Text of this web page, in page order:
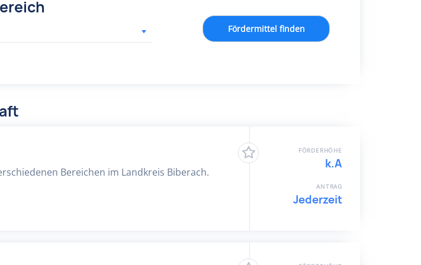
Fördermittel finden
Bereichen im Landkreis Biberach.
FÖRDERHÖHE
k.A
ANTRAG
Jederzeit